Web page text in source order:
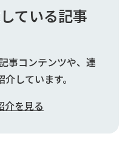
ている記事
事コンテンツや、連
しています。
介を見る